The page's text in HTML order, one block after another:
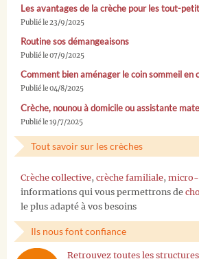
Les avantages de la crèche pour les tout-
Publié le 23/9/2025
Routine sos démangeaisons
Publié le 07/9/2025
Comment bien aménager le coin sommeil en
Publié le 04/8/2025
Crèche, nounou à domicile ou assistante
Publié le 19/7/2025
Tout savoir sur les crèches
Crèche collective, crèche familiale, micro-
informations qui vous permettrons de
le plus adapté à vos besoins
Ils nous font confiance
Retrouvez toutes les structures